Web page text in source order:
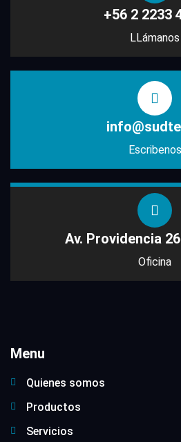
+56 2 2233
LLámanos
Escribenos
Av. Providencia
Oficina
Menu
Quienes somos
Productos
Servicios